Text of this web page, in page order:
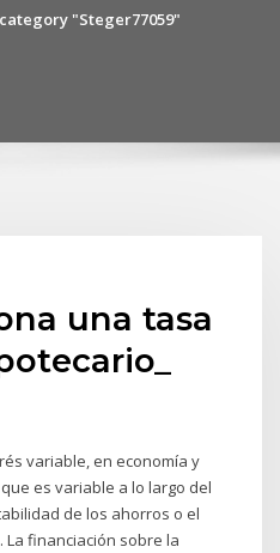
"Steger77059"
una tasa
variable, en economía y
es variable a lo largo del
de los ahorros o el
La financiación sobre la